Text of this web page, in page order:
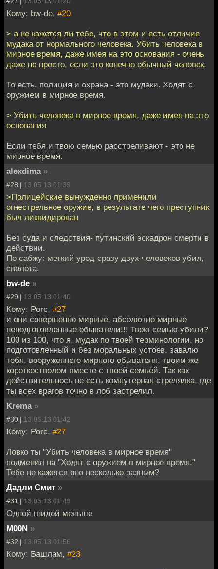
Кому: bw-de, #20
> а не кажется ли тебе, что в этом и есть отличие
мудака от нормального человека. Убить человека в
мирное время, даже имея на это основания - очень
даже не просто, если это конечно обычный человек.
То есть, полиция и охрана - это мудаки. Ходят с
оружием в мирное время.
> Убить человека в мирное время, даже имея на это
основания
Если тебя и твою семью расстреливают - это не
мирное время.
alexdima »
#28 | 13.05.13 01:39
>Полицейские вынужденно применили
огнестрельное оружие, в результате чего преступник
был ликвидирован
Без суда и следствия- путинский эскадрон смерти в
действии.
По сабжу: меткий урод-сразу двух человеков убил,
сволота.
bw-de »
#29 | 13.05.13 01:40
Кому: Porc, #27
и они совершенно мирные, абсолютно мирные
неподготовленные обыватели!!! Твою семью убили?
100 из 100, что я, мудак по твоей терминологии, но
подготовленный и без моральных устоев, завалю
тебя, вооруженного мирного обывателя, твоим же
короткостволом вместе с твоей семьёй. Так как
действительнось не есть компутерная стрелялка, где
ты всех врагов точно в лоб застрелил.
Krema »
#30 | 13.05.13 01:42
Кому: Porc, #27
Ловко ты "Убить человека в мирное время"
подменил на "Ходят с оружием в мирное время."
Тебе не кажется оно несколько разным?
Дадли Смит »
#31 | 13.05.13 01:49
Одной гнидой меньше
M00N »
#32 | 13.05.13 01:56
Кому: Башлам, #23